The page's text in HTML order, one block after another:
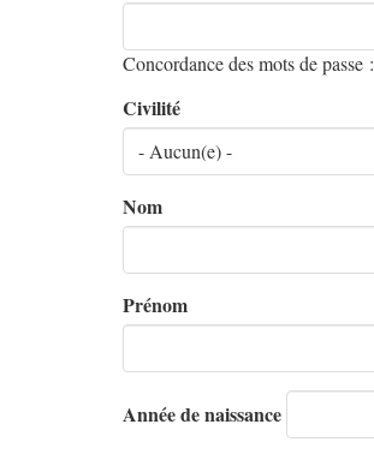
Concordance des mots de passe :
Civilité
Nom
Prénom
Année de naissance